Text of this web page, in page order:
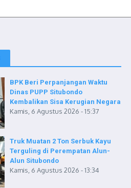
BPK Beri Perpanjangan Waktu
Dinas PUPP Situbondo
Kembalikan Sisa Kerugian Negara
Kamis, 6 Agustus 2026 - 15:37
Truk Muatan 2 Ton Serbuk Kayu
Terguling di Perempatan Alun-
Alun Situbondo
Kamis, 6 Agustus 2026 - 13:34